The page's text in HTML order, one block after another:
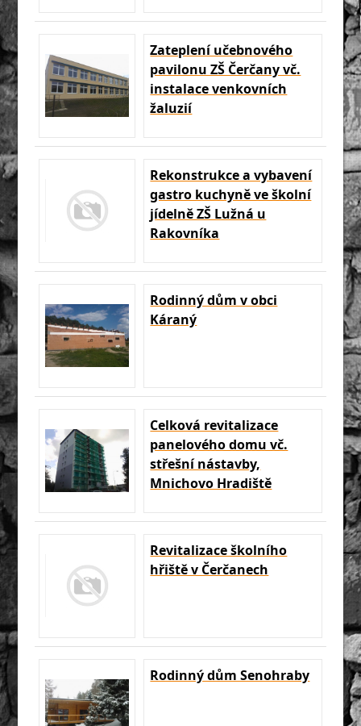
Zateplení učebnového
pavilonu ZŠ Čerčany vč.
instalace venkovních
žaluzií
Rekonstrukce a vybavení
gastro kuchyně ve školní
jídelně ZŠ Lužná u
Rakovníka
Rodinný dům v obci
Káraný
Celková revitalizace
panelového domu vč.
střešní nástavby,
Mnichovo Hradiště
Revitalizace školního
hřiště v Čerčanech
Rodinný dům Senohraby